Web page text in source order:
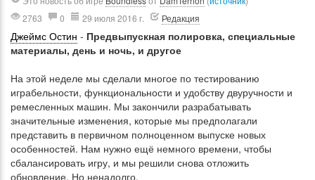
2763
0 29 июля 2016 г. Редакция
Джеймс Остин - Предвыпускная полировка, специальные
материалы, день и ночь, и другое
На этой неделе мы сделали многое по тестированию
играбельности, функциональности и удобству двуручности и
ремесленных машин. Мы закончили разрабатывать
значительные изменения, которые мы предполагали
представить в первичном полноценном выпуске новых
особенностей. Нам нужно ещё немного времени, чтобы
сбалансировать игру, и мы решили снова отложить
обновление. Но ненадолго.